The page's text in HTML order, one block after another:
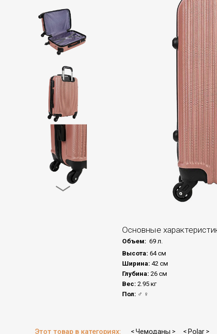
Основные
Объем: 69 л.
Высота: 64 см
Ширина: 42 см
Глубина: 26 см
Вес: 2.95 кг
Пол: ♂ ♀
Этот товар в категориях: < Чемоданы > < Polar >